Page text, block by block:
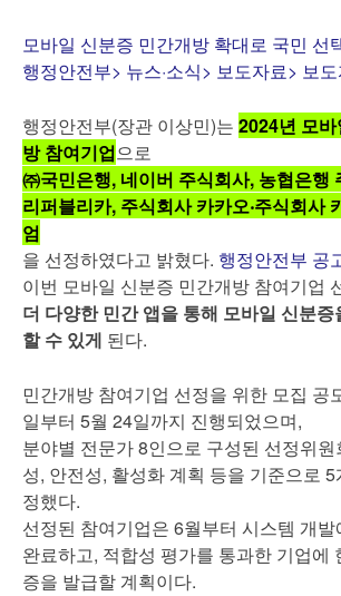
모바일 신분증 민간개방 확대로 국민 선
행정안전부> 뉴스·소식> 보도자료> 보
행정안전부(장관 이상민)는 2024년 모
방 참여기업으로
㈜국민은행, 네이버 주식회사, 농협은행
리퍼블리카, 주식회사 카카오‧주식회사
엄
을 선정하였다고 밝혔다. 행정안전부 공
이번 모바일 신분증 민간개방 참여기업
더 다양한 민간 앱을 통해 모바일 신분
할 수 있게 된다.
민간개방 참여기업 선정을 위한 모집 공
일부터 5월 24일까지 진행되었으며,
분야별 전문가 8인으로 구성된 선정위
성, 안전성, 활성화 계획 등을 기준으로
정했다.
선정된 참여기업은 6월부터 시스템 개
완료하고, 적합성 평가를 통과한 기업에
증을 발급할 계획이다.